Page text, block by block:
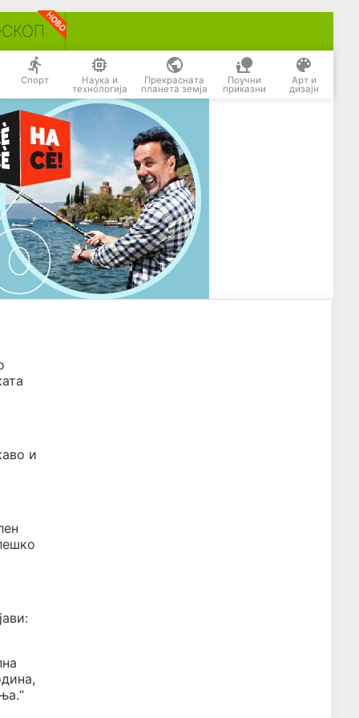
Спорт Наука и
технологија
Прекрасната
планета земја
Поучни
приказни
Арт и
дизајн
и